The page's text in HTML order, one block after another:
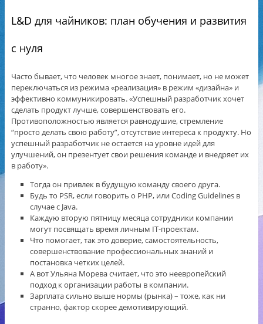
L&D для чайников: план обучения и развития
с нуля
Часто бывает, что человек многое знает, понимает, но не может
переключаться из режима «реализация» в режим «дизайна» и
эффективно коммуникировать. «Успешный разработчик хочет
сделать продукт лучше, совершенствовать его.
Противоположностью является равнодушие, стремление
“просто делать свою работу”, отсутствие интереса к продукту. Но
успешный разработчик не остается на уровне идей для
улучшений, он презентует свои решения команде и внедряет их
в работу».
Тогда он привлек в будущую команду своего друга.
Будь то PSR, если говорить о PHP, или Coding Guidelines в
случае с Java.
Каждую вторую пятницу месяца сотрудники компании
могут посвящать время личным IT-проектам.
Что помогает, так это доверие, самостоятельность,
совершенствование профессиональных знаний и
постановка четких целей.
А вот Ульяна Морева считает, что это неевропейский
подход к организации работы в компании.
Зарплата сильно выше нормы (рынка) – тоже, как ни
странно, фактор скорее демотивирующий.